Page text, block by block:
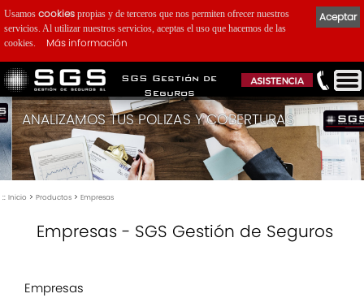
SGS Gestión de
Seguros
ANALIZAMOS TUS POLIZAS Y COBERTURAS
:: Inicio > Productos > Empresas
Empresas - SGS Gestión de Seguros
Empresas
Aceptar
Usamos cookies propias y de terceros que nos permiten ofrecer nuestros
servicios. Al utilizar nuestros servicios, aceptas el uso que hacemos de las
cookies.
Más información